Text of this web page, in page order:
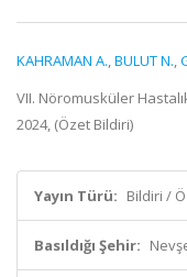
KAHRAMAN A.,BULUT N.,
VII. Nöromusküler
2024, (Özet Bildiri)
Yayın Türü: Bildiri /
Basıldığı Şehir: